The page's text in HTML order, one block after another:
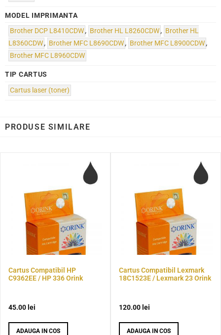
MODEL IMPRIMANTA
Brother DCP L8410CDW, Brother HL L8260CDW, Brother HL
L8360CDW, Brother MFC L8690CDW, Brother MFC L8900CDW,
Brother MFC L8960CDW
TIP CARTUS
Cartus laser (toner)
PRODUSE SIMILARE
Cartus Compatibil HP
C9362EE / HP 336 Orink
45.00 lei
ADAUGA IN COS
Cartus Compatibil Lexmark
18C1523E / Lexmark 23 Orink
120.00 lei
ADAUGA IN COS